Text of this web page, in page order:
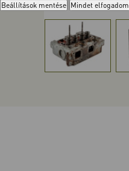
Beállítások mentése Mindet elfogadom